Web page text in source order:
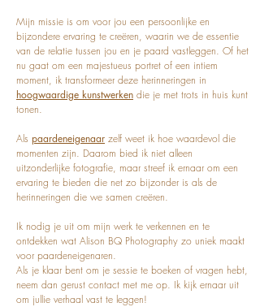
Mijn missie is om voor jou een persoonlijke en
bijzondere ervaring te creëren, waarin we de essentie
van de relatie tussen jou en je paard vastleggen. Of het
nu gaat om een majestueus portret of een intiem
moment, ik transformeer deze herinneringen in
hoogwaardige kunstwerken die je met trots in huis kunt
tonen.
Als paardeneigenaar zelf weet ik hoe waardevol die
momenten zijn. Daarom bied ik niet alleen
uitzonderlijke fotografie, maar streef ik ernaar om een
ervaring te bieden die net zo bijzonder is als de
herinneringen die we samen creëren.
Ik nodig je uit om mijn werk te verkennen en te
ontdekken wat Alison BQ Photography zo uniek maakt
voor paardeneigenaren.
Als je klaar bent om je sessie te boeken of vragen hebt,
neem dan gerust contact met me op. Ik kijk ernaar uit
om jullie verhaal vast te leggen!